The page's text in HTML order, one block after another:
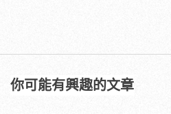
你可能有興趣的文章